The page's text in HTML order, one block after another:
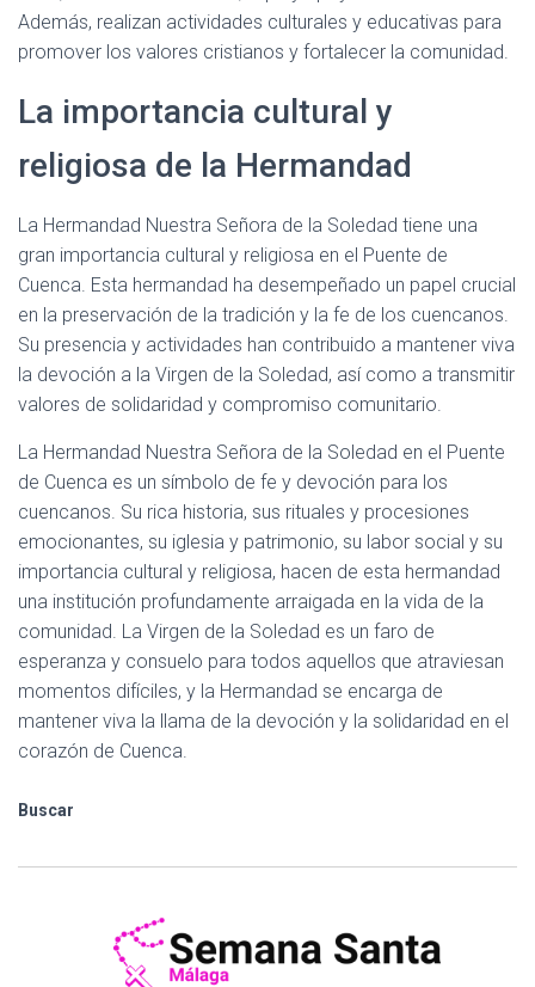
Además, realizan actividades culturales y educativas para
promover los valores cristianos y fortalecer la comunidad.
La importancia cultural y
religiosa de la Hermandad
La Hermandad Nuestra Señora de la Soledad tiene una
gran importancia cultural y religiosa en el Puente de
Cuenca. Esta hermandad ha desempeñado un papel crucial
en la preservación de la tradición y la fe de los cuencanos.
Su presencia y actividades han contribuido a mantener viva
la devoción a la Virgen de la Soledad, así como a transmitir
valores de solidaridad y compromiso comunitario.
La Hermandad Nuestra Señora de la Soledad en el Puente
de Cuenca es un símbolo de fe y devoción para los
cuencanos. Su rica historia, sus rituales y procesiones
emocionantes, su iglesia y patrimonio, su labor social y su
importancia cultural y religiosa, hacen de esta hermandad
una institución profundamente arraigada en la vida de la
comunidad. La Virgen de la Soledad es un faro de
esperanza y consuelo para todos aquellos que atraviesan
momentos difíciles, y la Hermandad se encarga de
mantener viva la llama de la devoción y la solidaridad en el
corazón de Cuenca.
Buscar